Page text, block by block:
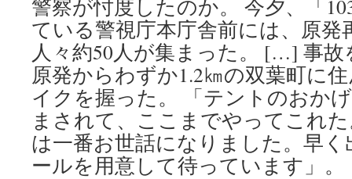
警察が忖度したのか。 今夕、「
ている警視庁本庁舎前には、原発
人々約50人が集まった。 […] 事
原発からわずか1.2㎞の双葉町に
イクを握った。 「テントのおか
まされて、ここまでやってこれ
は一番お世話になりました。早
ールを用意して待っています」